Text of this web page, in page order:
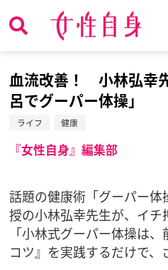
血流改善！ 小林弘幸
呂でグーパー体操」
ライフ 健康
『女性自身』編集部
話題の健康術「グーパー
授の小林弘幸先生が、イチ
「小林式グーパー体操は
コツ』を実践するだけで